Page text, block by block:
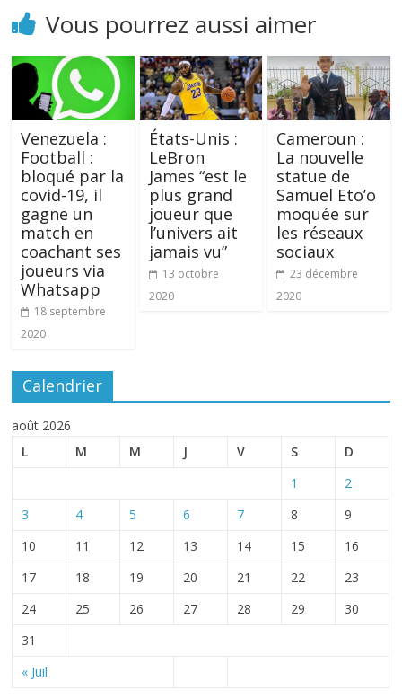
Vous pourrez aussi aimer
Venezuela :
Football :
bloqué par la
covid-19, il
gagne un
match en
coachant ses
joueurs via
Whatsapp
18 septembre
2020
États-Unis :
LeBron
James “est le
plus grand
joueur que
l’univers ait
jamais vu”
13 octobre
2020
Cameroun :
La nouvelle
statue de
Samuel Eto’o
moquée sur
les réseaux
sociaux
23 décembre
2020
Calendrier
août 2026
L
M M J V S D
« Juil
1
2
3
4 5 6 7 8
9
10
11 12 13 14 15
16
17
18 19 20 21 22
23
24
25 26 27 28 29
30
31